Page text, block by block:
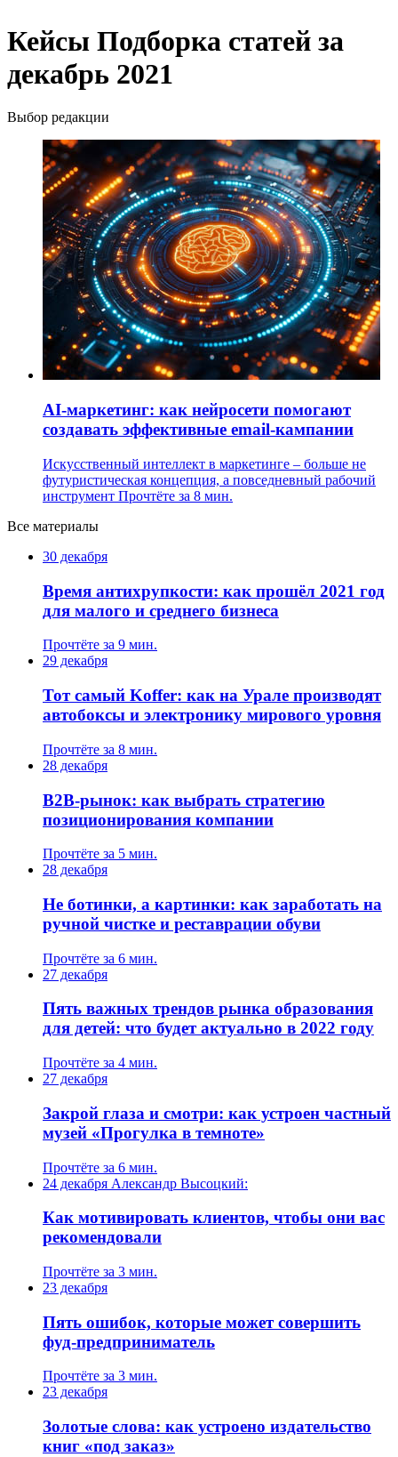
Кейсы Подборка статей за
декабрь 2021
Выбор редакции
AI-маркетинг: как нейросети помогают
создавать эффективные email-кампании
Искусственный интеллект в маркетинге – больше не
футуристическая концепция, а повседневный рабочий
инструмент Прочтёте за 8 мин.
Все материалы
30 декабря
Время антихрупкости: как прошёл 2021 год
для малого и среднего бизнеса
Прочтёте за 9 мин.
29 декабря
Тот самый Koffer: как на Урале производят
автобоксы и электронику мирового уровня
Прочтёте за 8 мин.
28 декабря
B2B-рынок: как выбрать стратегию
позиционирования компании
Прочтёте за 5 мин.
28 декабря
Не ботинки, а картинки: как заработать на
ручной чистке и реставрации обуви
Прочтёте за 6 мин.
27 декабря
Пять важных трендов рынка образования
для детей: что будет актуально в 2022 году
Прочтёте за 4 мин.
27 декабря
Закрой глаза и смотри: как устроен частный
музей «Прогулка в темноте»
Прочтёте за 6 мин.
24 декабря Александр Высоцкий:
Как мотивировать клиентов, чтобы они вас
рекомендовали
Прочтёте за 3 мин.
23 декабря
Пять ошибок, которые может совершить
фуд-предприниматель
Прочтёте за 3 мин.
23 декабря
Золотые слова: как устроено издательство
книг «под заказ»